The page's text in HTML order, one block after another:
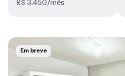
R$ 3.450/mês
Em breve